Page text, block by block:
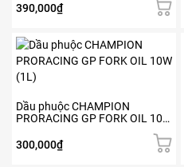
390,000₫
Dầu phuộc CHAMPION
PRORACING GP FORK OIL 10W
300,000₫